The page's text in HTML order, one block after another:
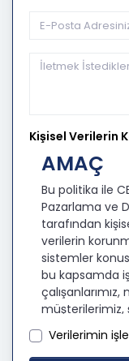
Kişisel Verilerin
AMAÇ
Bu politika ile
Pazarlama ve
tarafından
verilerin
sistemler
bu kapsamda
müşterilerimiz,
üzer kişisel
Verilerimin